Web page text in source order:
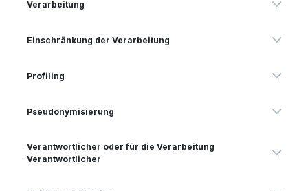
Verarbeitung
Einschränkung der Verarbeitung
Profiling
Pseudonymisierung
Verantwortlicher oder für die Verarbeitung
Verantwortlicher